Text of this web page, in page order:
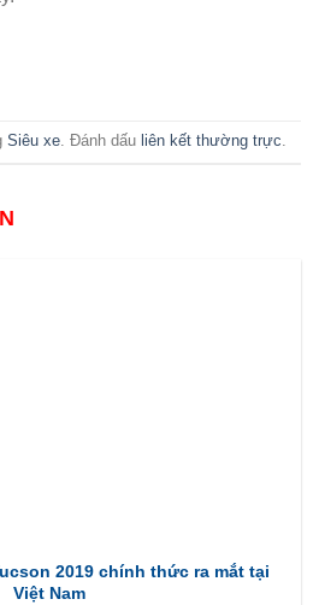
Siêu xe. Đánh dấu liên kết thường trực.
2019 chính thức ra mắt tại
Việt Nam